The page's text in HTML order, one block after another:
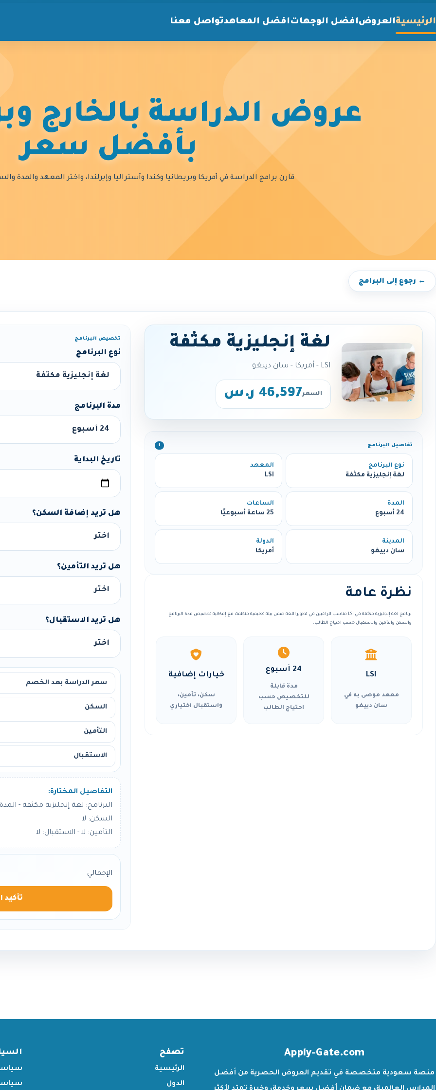
الرئيسيةالعروضافضل الوجهاتافضل المعاهدتواصل معنا
عروض الدراسة بالخارج
بأفضل سعر
قارن برامج الدراسة في أمريكا وبريطانيا وكندا وأستراليا وإيرلندا، واختر المعهد والمدة
← رجوع إلى البرامج
لغة إنجليزية مكثفة
LSI - أمريكا - سان دييغو
السعر46,597 ر.س
تفاصيل البرنامج ℹ️
نوع البرنامج
لغة إنجليزية مكثفة
المعهد
LSI
المدة
24 أسبوع
الساعات
25 ساعة أسبوعيًا
المدينة
سان دييغو
الدولة
أمريكا
نظرة عامة
برنامج لغة إنجليزية مكثفة في LSI مناسب للراغبين في تطوير اللغة ضمن بيئة تعليمية منظمة، مع إمكانية تخصيص مدة البرنامج
والسكن والتأمين والاستقبال حسب احتياج الطالب.
LSI
معهد موصى به في
سان دييغو
24 أسبوع
مدة قابلة
للتخصيص حسب
احتياج الطالب
خيارات إضافية
سكن، تأمين،
واستقبال اختياري
تخصيص البرنامج
نوع البرنامج
مدة البرنامج
تاريخ البداية
هل تريد إضافة السكن؟
هل تريد التأمين؟
هل تريد الاستقبال؟
سعر الدراسة بعد الخصم
السكن
التأمين
الاستقبال
التفاصيل المختارة:
البرنامج: لغة إنجليزية مكثفة - المدة: 24
السكن: لا
التأمين: لا - الاستقبال: لا
الإجمالي
تأكيد
Apply-Gate.com
منصة سعودية متخصصة في تقديم العروض الحصرية من أفضل
تصفح
الرئيسية
الدول